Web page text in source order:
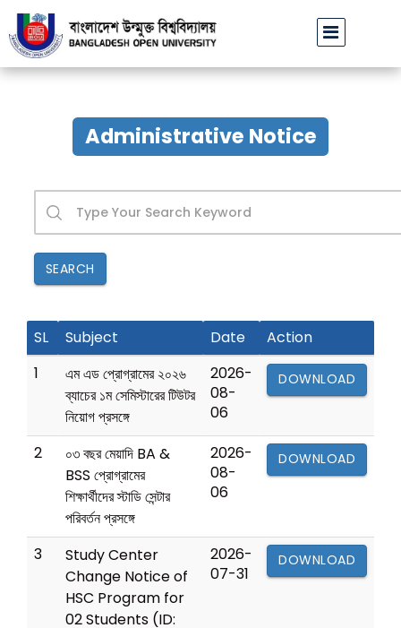
বাউবি উপাচার্যের পরিচয়ে প্রতারণার চেষ্টা: সর্বসাধারণকে সতর্ক থাকার
Administrative Notice
SEARCH
SL Subject Date
Action
1
এম এড প্রোগ্রামের ২০২৬
ব্যাচের ১ম সেমিস্টারের টিউটর
নিয়োগ প্রসঙ্গে
2026-
08-
06
DOWNLOAD
2
০৩ বছর মেয়াদি BA &
BSS প্রোগ্রামের
শিক্ষার্থীদের স্টাডি সেন্টার
পরিবর্তন প্রসঙ্গে
2026-
08-
06
DOWNLOAD
3
Study Center
Change Notice of
HSC Program for
02 Students (ID:
2026-
07-31
DOWNLOAD